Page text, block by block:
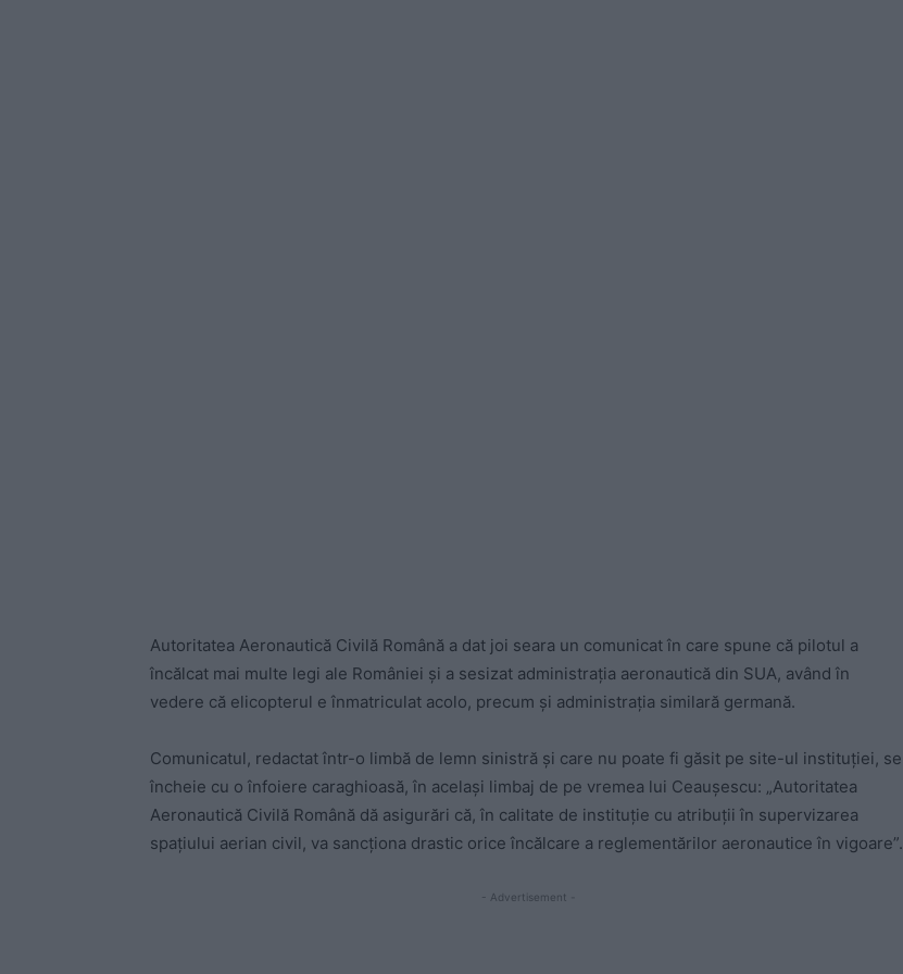
Autoritatea Aeronautică Civilă Română a dat joi seara un comunicat în care spune că pilotul a
încălcat mai multe legi ale României și a sesizat administrația aeronautică din SUA, având în
vedere că elicopterul e înmatriculat acolo, precum și administrația similară germană.
Comunicatul, redactat într-o limbă de lemn sinistră și care nu poate fi găsit pe site-ul instituției, se
încheie cu o înfoiere caraghioasă, în același limbaj de pe vremea lui Ceaușescu: „Autoritatea
Aeronautică Civilă Română dă asigurări că, în calitate de instituție cu atribuții în supervizarea
spațiului aerian civil, va sancționa drastic orice încălcare a reglementărilor aeronautice în vigoare”.
- Advertisement -